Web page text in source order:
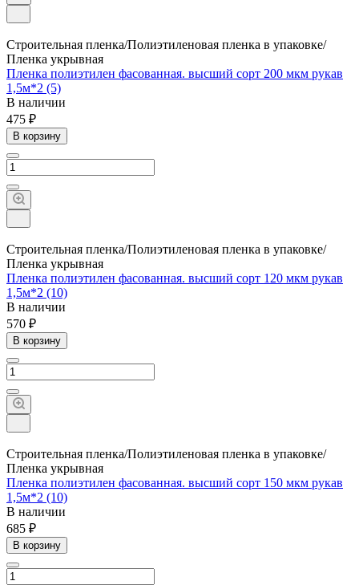
Строительная пленка/Полиэтиленовая пленка в упаковке/
Пленка укрывная
Пленка полиэтилен фасованная. высший сорт 200 мкм рукав
1,5м*2 (5)
В наличии
475 ₽
В корзину
Строительная пленка/Полиэтиленовая пленка в упаковке/
Пленка укрывная
Пленка полиэтилен фасованная. высший сорт 120 мкм рукав
1,5м*2 (10)
В наличии
570 ₽
В корзину
Строительная пленка/Полиэтиленовая пленка в упаковке/
Пленка укрывная
Пленка полиэтилен фасованная. высший сорт 150 мкм рукав
1,5м*2 (10)
В наличии
685 ₽
В корзину